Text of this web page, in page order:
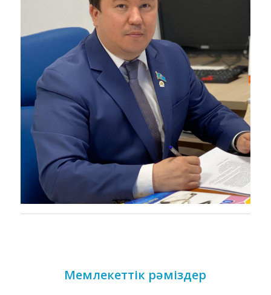
Мемлекеттік рәміздер